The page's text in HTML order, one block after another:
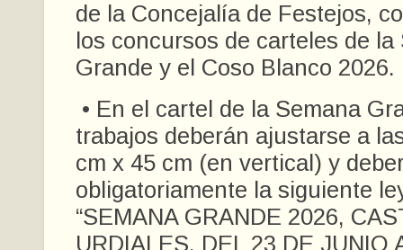
de la Concejalía de Festejos,
los concursos de carteles de la
Grande y el Coso Blanco 2026.
• En el cartel de la Semana
trabajos deberán ajustarse a
cm x 45 cm (en vertical) y
obligatoriamente la siguiente
“SEMANA GRANDE 2026,
URDIALES, DEL 23 DE JUNIO